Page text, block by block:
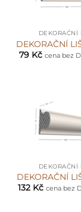
DEKORAČNÍ
DEKORAČNÍ
79 Kč cena bez
DEKORAČNÍ
DEKORAČNÍ
132 Kč cena bez